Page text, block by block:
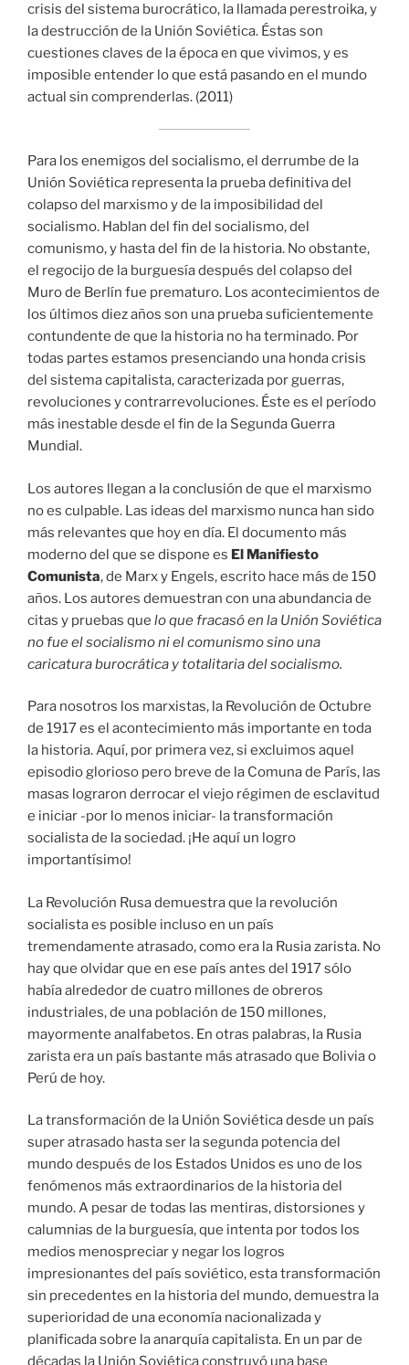
crisis del sistema burocrático, la llamada perestroika, y
la destrucción de la Unión Soviética. Éstas son
cuestiones claves de la época en que vivimos, y es
imposible entender lo que está pasando en el mundo
actual sin comprenderlas. (2011)
Para los enemigos del socialismo, el derrumbe de la
Unión Soviética representa la prueba definitiva del
colapso del marxismo y de la imposibilidad del
socialismo. Hablan del fin del socialismo, del
comunismo, y hasta del fin de la historia. No obstante,
el regocijo de la burguesía después del colapso del
Muro de Berlín fue prematuro. Los acontecimientos de
los últimos diez años son una prueba suficientemente
contundente de que la historia no ha terminado. Por
todas partes estamos presenciando una honda crisis
del sistema capitalista, caracterizada por guerras,
revoluciones y contrarrevoluciones. Éste es el período
más inestable desde el fin de la Segunda Guerra
Mundial.
Los autores llegan a la conclusión de que el marxismo
no es culpable. Las ideas del marxismo nunca han sido
más relevantes que hoy en día. El documento más
moderno del que se dispone es El Manifiesto
Comunista, de Marx y Engels, escrito hace más de 150
años. Los autores demuestran con una abundancia de
citas y pruebas que lo que fracasó en la Unión Soviética
no fue el socialismo ni el comunismo sino una
caricatura burocrática y totalitaria del socialismo.
Para nosotros los marxistas, la Revolución de Octubre
de 1917 es el acontecimiento más importante en toda
la historia. Aquí, por primera vez, si excluimos aquel
episodio glorioso pero breve de la Comuna de París, las
masas lograron derrocar el viejo régimen de esclavitud
e iniciar -por lo menos iniciar- la transformación
socialista de la sociedad. ¡He aquí un logro
importantísimo!
La Revolución Rusa demuestra que la revolución
socialista es posible incluso en un país
tremendamente atrasado, como era la Rusia zarista. No
hay que olvidar que en ese país antes del 1917 sólo
había alrededor de cuatro millones de obreros
industriales, de una población de 150 millones,
mayormente analfabetos. En otras palabras, la Rusia
zarista era un país bastante más atrasado que Bolivia o
Perú de hoy.
La transformación de la Unión Soviética desde un país
super atrasado hasta ser la segunda potencia del
mundo después de los Estados Unidos es uno de los
fenómenos más extraordinarios de la historia del
mundo. A pesar de todas las mentiras, distorsiones y
calumnias de la burguesía, que intenta por todos los
medios menospreciar y negar los logros
impresionantes del país soviético, esta transformación
sin precedentes en la historia del mundo, demuestra la
superioridad de una economía nacionalizada y
planificada sobre la anarquía capitalista. En un par de
décadas la Unión Soviética construyó una base